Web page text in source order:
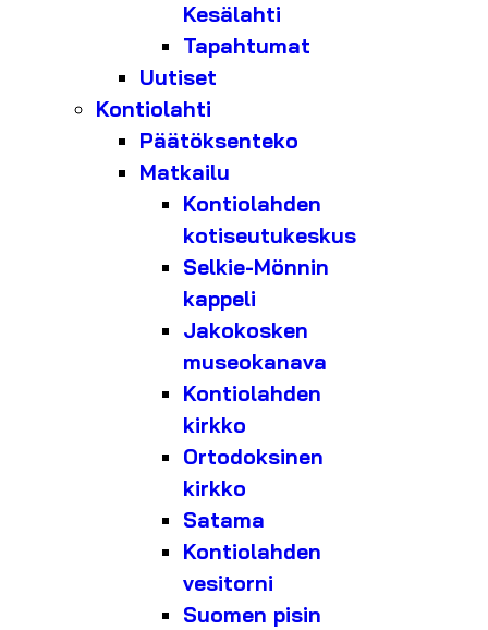
Kesälahti
Tapahtumat
Uutiset
Kontiolahti
Päätöksenteko
Matkailu
Kontiolahden
kotiseutukeskus
Selkie-Mönnin
kappeli
Jakokosken
museokanava
Kontiolahden
kirkko
Ortodoksinen
kirkko
Satama
Kontiolahden
vesitorni
Suomen pisin